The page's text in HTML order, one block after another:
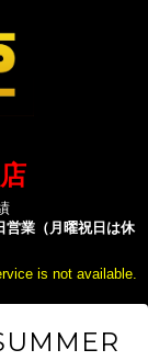
業（月曜祝日は休
is not available.